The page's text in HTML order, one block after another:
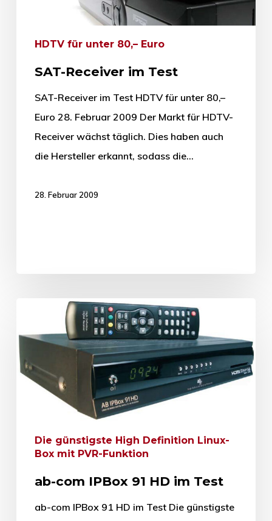
HDTV für unter 80,– Euro
SAT-Receiver im Test
SAT-Receiver im Test HDTV für unter 80,–
Euro 28. Februar 2009 Der Markt für HDTV-
Receiver wächst täglich. Dies haben auch
die Hersteller erkannt, sodass die…
28. Februar 2009
Die günstigste High Definition Linux-
Box mit PVR-Funktion
ab-com IPBox 91 HD im Test
ab-com IPBox 91 HD im Test Die günstigste